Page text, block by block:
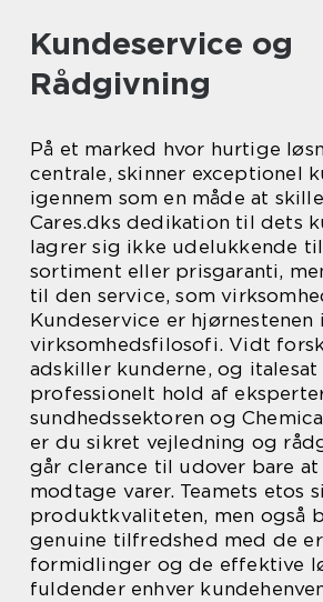
Kundeservice og
Rådgivning
På et marked hvor hurtige
centrale, skinner exceptionel
igennem som en måde at
Cares.dks dedikation til dets
lagrer sig ikke udelukkende
sortiment eller prisgaranti,
til den service, som
Kundeservice er hjørnestenen i
virksomhedsfilosofi. Vidt
adskiller kunderne, og italesat
professionelt hold af
sundhedssektoren og
er du sikret vejledning og
går clerance til udover bare
modtage varer. Teamets etos
produktkvaliteten, men også
genuine tilfredshed med de
formidlinger og de effektive
fuldender enhver